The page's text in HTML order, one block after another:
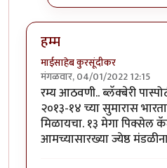
हम्म
माईसाहेब कुरसूंदीकर
मंगळवार, 04/01/2022 12:15
रम्य आठवणी.. ब्लॅक्बेरी
२०१३-१४ च्या सुमारास
मिळायचा. १३ मेगा पिक्सेल
आमच्यासारख्या ज्येष्ठ